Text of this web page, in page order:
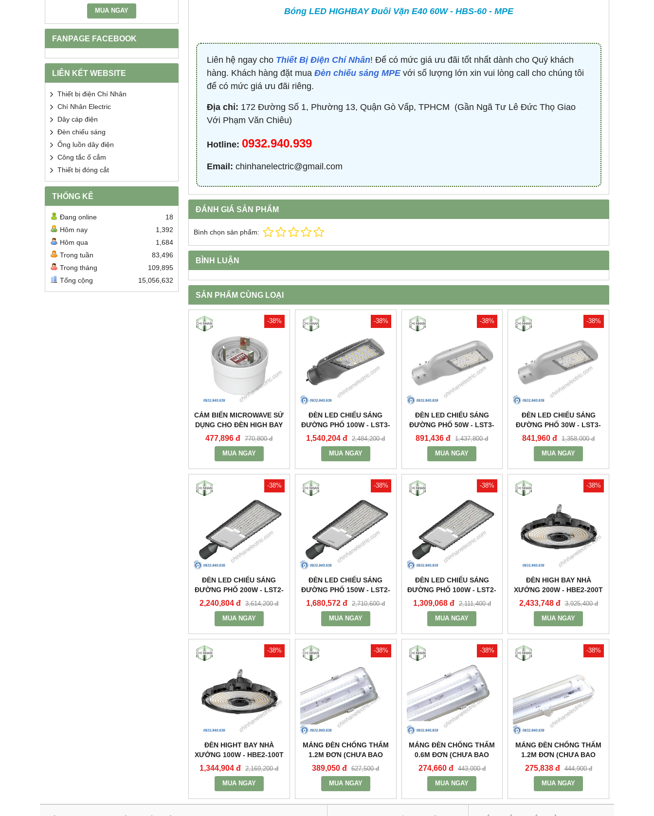
MUA NGAY MUA NGAY
FANPAGE FACEBOOK
LIÊN KẾT WEBSITE
Thiết bị điện Chí Nhân
Chí Nhân Electric
Dây cáp điện
Đèn chiếu sáng
Ống luồn dây điện
Công tắc ổ cắm
Thiết bị đóng cắt
THỐNG KÊ
Đang online
18
Hôm nay
1,392
Hôm qua
1,684
Trong tuần
83,496
Trong tháng
109,895
Tổng cộng
15,056,632
Bóng LED HIGHBAY Đuôi Vặn E40 60W - HBS-60 - MPE
Liên hệ ngay cho Thiết Bị Điện Chí Nhân! Để có mức giá ưu đãi tốt nhất dành cho Quý khách
hàng. Khách hàng đặt mua Đèn chiếu sáng MPEvới số lượng lớn xin vui lòng call cho chúng tôi
để có mức giá ưu đãi riêng.
Địa chỉ: 172 Đường Số 1, Phường 13, Quận Gò Vấp, TPHCM ​ (Gần Ngã Tư Lê Đức Thọ Giao
Với Phạm Văn Chiêu)
Hotline: 0932.940.939
Email: chinhanelectric@gmail.com
ĐÁNH GIÁ SẢN PHẨM
Bình chọn sản phẩm:
BÌNH LUẬN
SẢN PHẨM CÙNG LOẠI
-38%
CẢM BIẾN MICROWAVE SỬ
DỤNG CHO ĐÈN HIGH BAY
NHÀ XƯỞNG HBE2_MPE
477,896 đ 770,800 đ
MUA NGAY
-38%
ĐÈN LED CHIẾU SÁNG
ĐƯỜNG PHỐ 100W - LST3-
100 - MPE
1,540,204 đ 2,484,200 đ
MUA NGAY
-38%
ĐÈN LED CHIẾU SÁNG
ĐƯỜNG PHỐ 50W - LST3-
50 - MPE
891,436 đ 1,437,800 đ
MUA NGAY
-38%
ĐÈN LED CHIẾU SÁNG
ĐƯỜNG PHỐ 30W - LST3-
30 - MPE
841,960 đ 1,358,000 đ
MUA NGAY
-38%
ĐÈN LED CHIẾU SÁNG
ĐƯỜNG PHỐ 200W - LST2-
200 - MPE
2,240,804 đ 3,614,200 đ
MUA NGAY
-38%
ĐÈN LED CHIẾU SÁNG
ĐƯỜNG PHỐ 150W - LST2-
150 - MPE
1,680,572 đ 2,710,600 đ
MUA NGAY
-38%
ĐÈN LED CHIẾU SÁNG
ĐƯỜNG PHỐ 100W - LST2-
100 - MPE
1,309,068 đ 2,111,400 đ
MUA NGAY
-38%
ĐÈN HIGH BAY NHÀ
XƯỞNG 200W - HBE2-200T
- MPE
2,433,748 đ 3,925,400 đ
MUA NGAY
-38%
ĐÈN HIGHT BAY NHÀ
XƯỞNG 100W - HBE2-100T
- MPE
1,344,904 đ 2,169,200 đ
MUA NGAY
-38%
MÁNG ĐÈN CHỐNG THẤM
1.2M ĐƠN (CHƯA BAO
GỒM BÓNG VÀ TĂNG PHÔ)
- MWP-236 - MPE
389,050 đ 627,500 đ
MUA NGAY
-38%
MÁNG ĐÈN CHỐNG THẤM
0.6M ĐƠN (CHƯA BAO
GỒM BÓNG VÀ TĂNG PHÔ)
- MWP-218 - MPE
274,660 đ 443,000 đ
MUA NGAY
-38%
MÁNG ĐÈN CHỐNG THẤM
1.2M ĐƠN (CHƯA BAO
GỒM BÓNG VÀ TĂNG PHÔ)
- MWP-136 - MPE
275,838 đ 444,900 đ
MUA NGAY